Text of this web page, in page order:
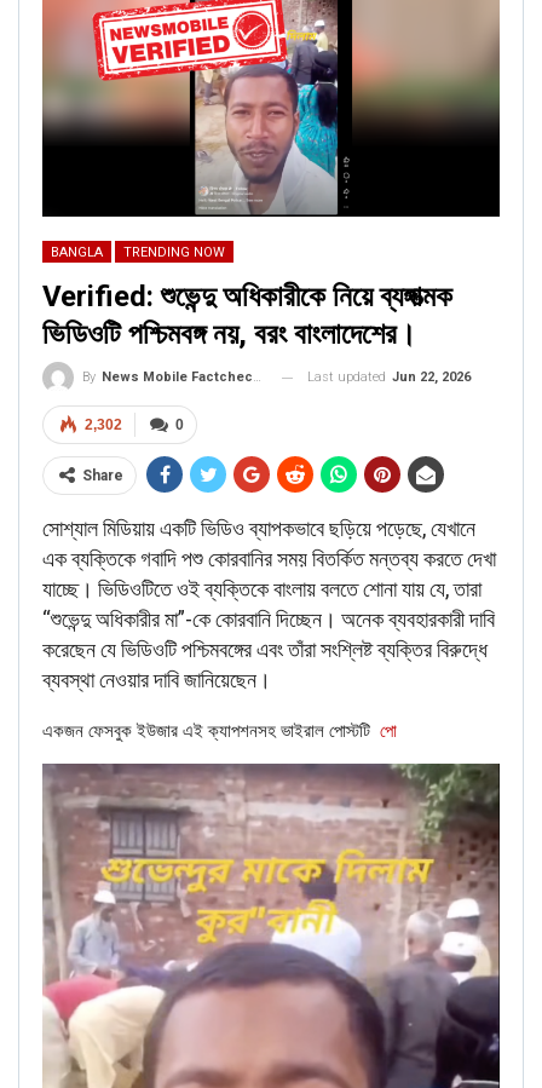
FACT CHECK
BANGLA TRENDING NOW
Verified: শুভেন্দু অধিকারীকে নিয়ে ব্যঙ্গাত্মক
ভিডিওটি পশ্চিমবঙ্গ নয়, বরং বাংলাদেশের।
By News Mobile Factcheck Bureau Last updated Jun 22, 2026
0
2,302
Share
সোশ্যাল মিডিয়ায় একটি ভিডিও ব্যাপকভাবে ছড়িয়ে পড়েছে, যেখানে
এক ব্যক্তিকে গবাদি পশু কোরবানির সময় বিতর্কিত মন্তব্য করতে দেখা
যাচ্ছে। ভিডিওটিতে ওই ব্যক্তিকে বাংলায় বলতে শোনা যায় যে, তারা
“শুভেন্দু অধিকারীর মা”-কে কোরবানি দিচ্ছেন। অনেক ব্যবহারকারী দাবি
করেছেন যে ভিডিওটি পশ্চিমবঙ্গের এবং তাঁরা সংশ্লিষ্ট ব্যক্তির বিরুদ্ধে
ব্যবস্থা নেওয়ার দাবি জানিয়েছেন।
একজন ফেসবুক ইউজার এই ক্যাপশনসহ ভাইরাল পোস্টটি পো